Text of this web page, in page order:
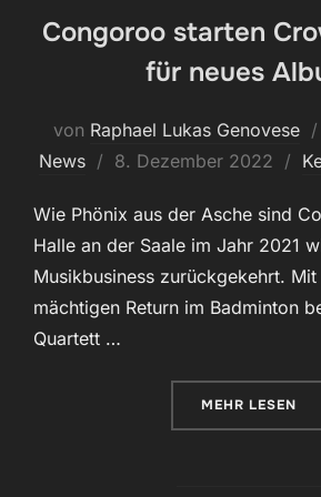
Congoroo starten
für neues
von Raphael Lukas Genovese
News
Veröffentlicht
8. Dezember 2022
Wie Phönix aus der Asche sind
Halle an der Saale im Jahr 2021
Musikbusiness zurückgekehrt.
mächtigen Return im Badminton
Quartett …
MEHR ÜBER
LESEN